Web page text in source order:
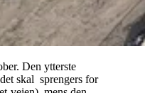
Den ytterste
skal sprengers for